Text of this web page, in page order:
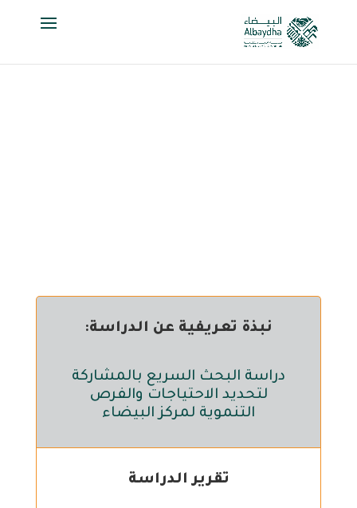
نبذة تعريفية عن الدراسة:
دراسة البحث السريع بالمشاركة
لتحديد الاحتياجات والفرص
التنموية لمركز البيضاء
تقرير الدراسة